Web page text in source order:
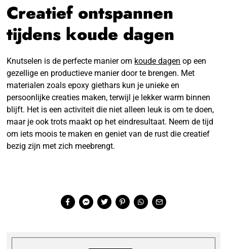
Creatief ontspannen
tijdens koude dagen
Knutselen is de perfecte manier om koude dagen op een
gezellige en productieve manier door te brengen. Met
materialen zoals epoxy giethars kun je unieke en
persoonlijke creaties maken, terwijl je lekker warm binnen
blijft. Het is een activiteit die niet alleen leuk is om te doen,
maar je ook trots maakt op het eindresultaat. Neem de tijd
om iets moois te maken en geniet van de rust die creatief
bezig zijn met zich meebrengt.